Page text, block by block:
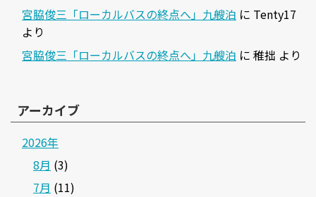
宮脇俊三「ローカルバスの終点へ」九艘泊 に Tenty17
より
宮脇俊三「ローカルバスの終点へ」九艘泊 に 稚拙 より
アーカイブ
2026年
8月 (3)
7月 (11)